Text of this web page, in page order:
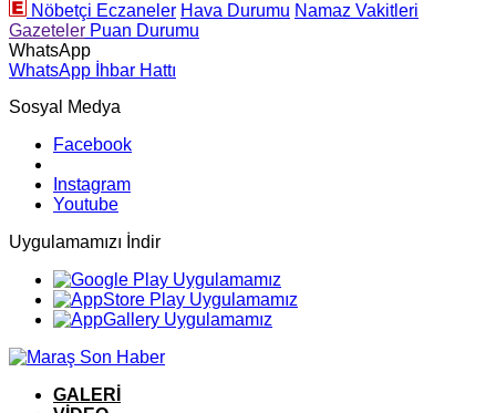
Nöbetçi Eczaneler Hava Durumu Namaz Vakitleri
Gazeteler Puan Durumu
WhatsApp
WhatsApp İhbar Hattı
Sosyal Medya
Facebook
Instagram
Youtube
Uygulamamızı İndir
GALERİ